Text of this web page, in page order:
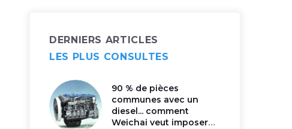
DERNIERS ARTICLES
LES PLUS CONSULTES
90 % de pièces
communes avec un
diesel... comment
Weichai veut imposer